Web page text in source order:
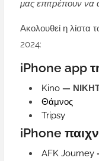
μας επιτρέπουν να
Ακολουθεί η λίστα
2024:
iPhone app
Kino —
Θάμνος
Tripsy
iPhone
AFK Journey